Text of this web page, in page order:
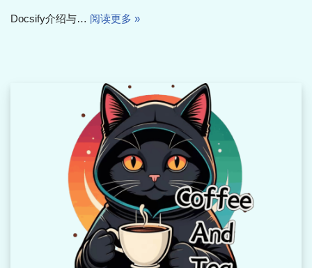
Docsify介绍与… 阅读更多 »